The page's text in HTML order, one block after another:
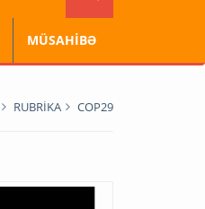
MÜSAHİBƏ
RUBRİKA COP29